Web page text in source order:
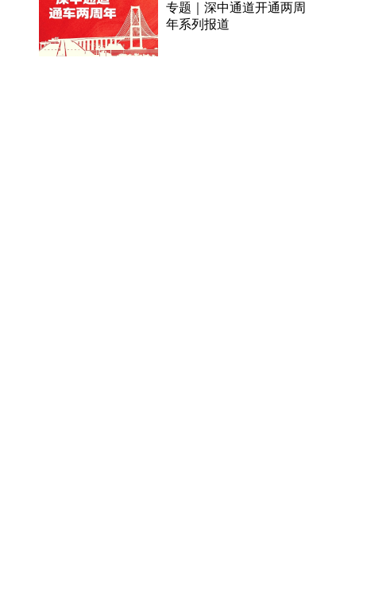
专题｜深中通道开通两周
年系列报道